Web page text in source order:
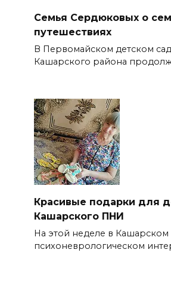
Семья Сердюковых о
путешествиях
В Первомайском детском
Кашарского района
Красивые подарки для
Кашарского ПНИ
На этой неделе в Кашарском
психоневрологическом